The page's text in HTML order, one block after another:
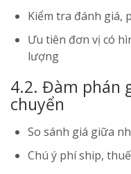
Kiểm tra đánh giá,
Ưu tiên đơn vị có
lượng
4.2. Đàm phán
chuyển
So sánh giá giữa
Chú ý phí ship,